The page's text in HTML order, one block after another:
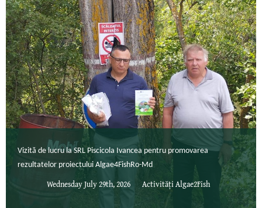
Vizită de lucru la SRL Piscicola Ivancea pentru promovarea
rezultatelor proiectului Algae4FishRo-Md
Wednesday July 29th, 2026 Activități Algae2Fish